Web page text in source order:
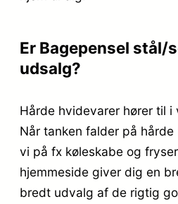
Er Bagepensel stål/
udsalg?
Hårde hvidevarer hører til i
Når tanken falder på
vi på fx køleskabe og
hjemmeside giver dig en
bredt udvalg af de rigtig